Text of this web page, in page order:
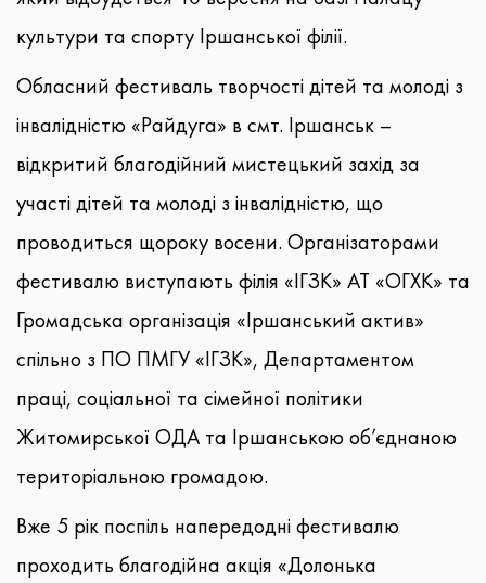
культури та спорту Іршанської філії.
Обласний фестиваль творчості дітей та молоді з
інвалідністю «Райдуга» в смт. Іршанськ –
відкритий благодійний мистецький захід за
участі дітей та молоді з інвалідністю, що
проводиться щороку восени. Організаторами
фестивалю виступають філія «ІГЗК» АТ «ОГХК» та
Громадська організація «Іршанський актив»
спільно з ПО ПМГУ «ІГЗК», Департаментом
праці, соціальної та сімейної політики
Житомирської ОДА та Іршанською об’єднаною
територіальною громадою.
Вже 5 рік поспіль напередодні фестивалю
проходить благодійна акція «Долонька